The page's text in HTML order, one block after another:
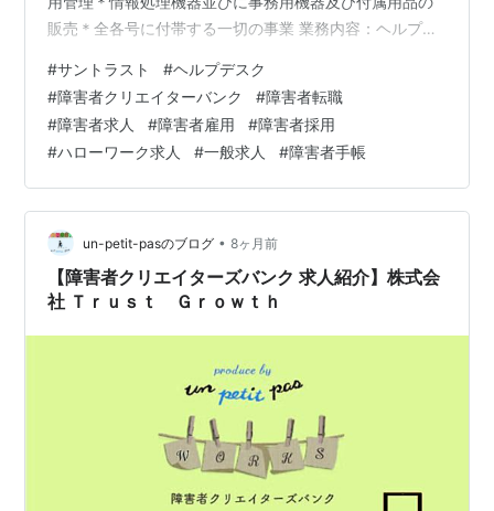
販売＊全各号に付帯する一切の事業 業務内容：ヘルプデ
務・PMOやSEなどのサポート業務・Excel、Word、
PowerPointでのドキュメント作成・要件取りまとめ、進
捗管理・タスク調整・フローの変更・受入試験の準備、
試験項目の作成・キッティング 勤務地最寄り駅：小川町
駅/淡路町駅ー東京都千代田区 【詳細問い合わせ】 アン
プティパでは多数…
#サントラスト #ヘルプデスク
#障害者クリエイターバンク #障害者転職
#障害者求人 #障害者雇用 #障害者採用
#ハローワーク求人 #一般求人 #障害者手帳
un-petit-pasのブログ • 8ヶ月前
【障害者クリエイターズバンク 求人紹介】株式会
社 Ｔｒｕｓｔ Ｇｒｏｗｔｈ